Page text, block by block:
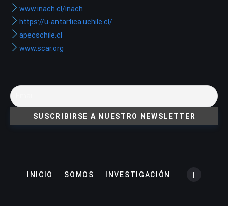
www.inach.cl/inach
https://u-antartica.uchile.cl/
apecschile.cl
www.scar.org
INICIO SOMOS INVESTIGACIÓN